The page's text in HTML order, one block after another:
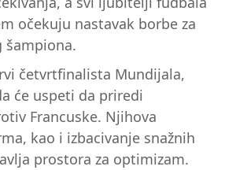
očekuju nastavak borbe za
četvrtfinalista Mundijala,
će uspeti da priredi
Francuske. Njihova
kao i izbacivanje snažnih
prostora za optimizam.